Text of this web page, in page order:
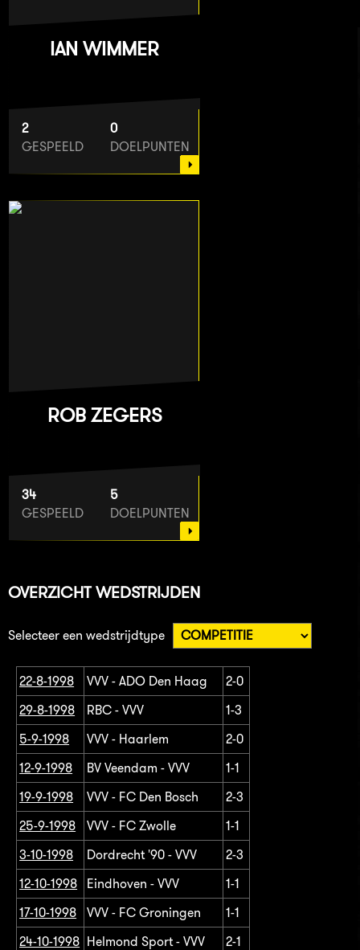
IAN WIMMER
2
GESPEELD
0
DOELPUNTEN
ROB ZEGERS
34
GESPEELD
5
DOELPUNTEN
OVERZICHT WEDSTRIJDEN
Selecteer een wedstrijdtype
22-8-1998 VVV - ADO Den Haag
2-0
29-8-1998
RBC - VVV
1-3
5-9-1998
VVV - Haarlem
2-0
12-9-1998
BV Veendam - VVV
1-1
19-9-1998
VVV - FC Den Bosch
2-3
25-9-1998
VVV - FC Zwolle
1-1
3-10-1998
Dordrecht '90 - VVV
2-3
12-10-1998
Eindhoven - VVV
1-1
17-10-1998
VVV - FC Groningen
1-1
24-10-1998 Helmond Sport - VVV
2-1